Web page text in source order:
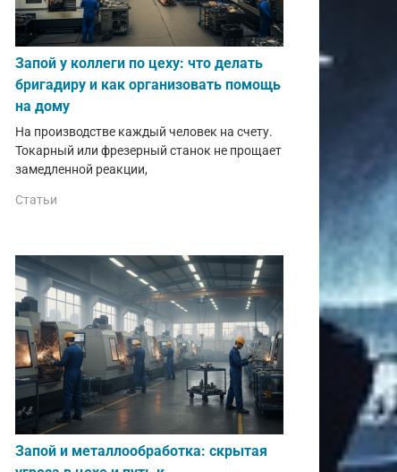
Запой у коллеги по цеху: что делать
бригадиру и как организовать помощь
на дому
На производстве каждый человек на счету.
Токарный или фрезерный станок не прощает
замедленной реакции,
Статьи
Запой и металлообработка: скрытая